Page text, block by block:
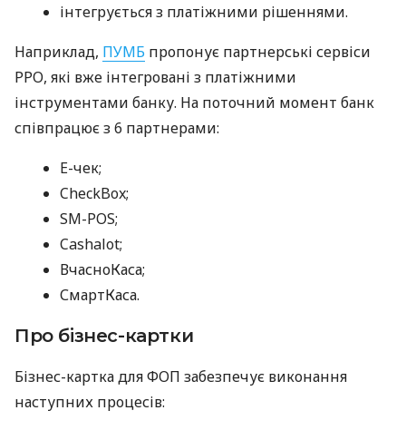
інтегрується з платіжними рішеннями.
Наприклад, ПУМБ пропонує партнерські сервіси
РРО, які вже інтегровані з платіжними
інструментами банку. На поточний момент банк
співпрацює з 6 партнерами:
E-чек;
CheckBox;
SM-POS;
Cashalot;
ВчасноКаса;
СмартКаса.
Про бізнес-картки
Бізнес-картка для ФОП забезпечує виконання
наступних процесів: